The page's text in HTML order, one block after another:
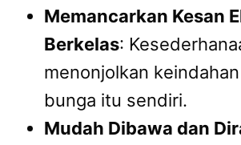
Memancarkan Kesan
Berkelas:
menonjolkan
bunga itu sendiri.
Mudah Dibawa dan